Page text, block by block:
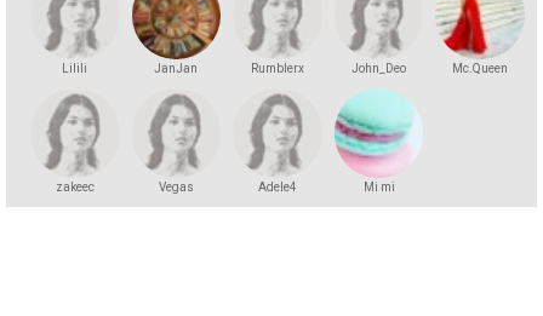
Lilili JanJan Rumblerx John_Deo Mc.Queen
zakeec Vegas Adele4 Mi mi